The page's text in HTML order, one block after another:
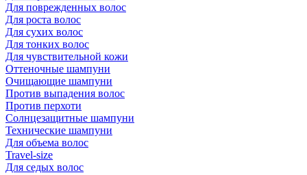
Для поврежденных волос
Для роста волос
Для сухих волос
Для тонких волос
Для чувствительной кожи
Оттеночные шампуни
Очищающие шампуни
Против выпадения волос
Против перхоти
Солнцезащитные шампуни
Технические шампуни
Для объема волос
Travel-size
Для седых волос